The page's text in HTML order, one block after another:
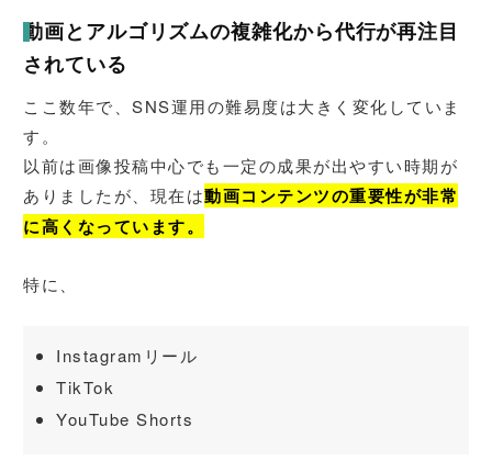
動画とアルゴリズムの複雑化から代行が再注目
されている
ここ数年で、SNS運用の難易度は大きく変化していま
す。
以前は画像投稿中心でも一定の成果が出やすい時期が
ありましたが、現在は動画コンテンツの重要性が非常
に高くなっています。
特に、
Instagramリール
TikTok
YouTube Shorts